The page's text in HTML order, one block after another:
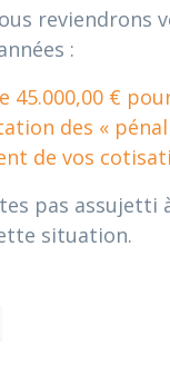
reviendrons
:
45.000,00 €
des «
de vos
pas
situation.